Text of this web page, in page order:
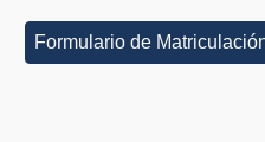
Formulario de